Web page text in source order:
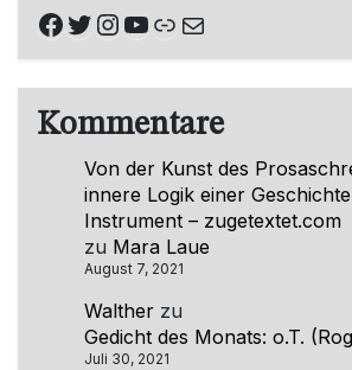
Facebook
Twitter
Instagram
YouTube
Link
E-Mail
Kommentare
Von der Kunst des
innere Logik einer
Instrument – zugetextet.com
zu Mara Laue
August 7, 2021
Walther zu
Gedicht des Monats: o.T.
Juli 30, 2021